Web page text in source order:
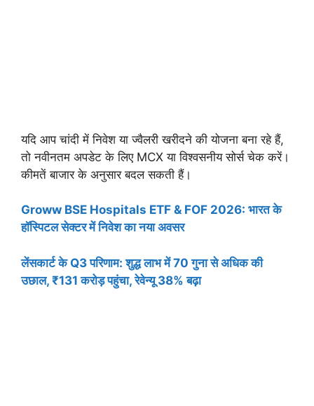
यदि आप चांदी में निवेश या ज्वैलरी खरीदने की योजना बना रहे हैं,
तो नवीनतम अपडेट के लिए MCX या विश्वसनीय सोर्स चेक करें।
कीमतें बाजार के अनुसार बदल सकती हैं।
Groww BSE Hospitals ETF & FOF 2026: भारत के
हॉस्पिटल सेक्टर में निवेश का नया अवसर
लेंसकार्ट के Q3 परिणाम: शुद्ध लाभ में 70 गुना से अधिक की
उछाल, ₹131 करोड़ पहुंचा, रेवेन्यू 38% बढ़ा